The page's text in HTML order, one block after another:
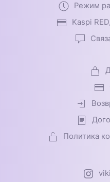
Режим
Kaspi
Политика